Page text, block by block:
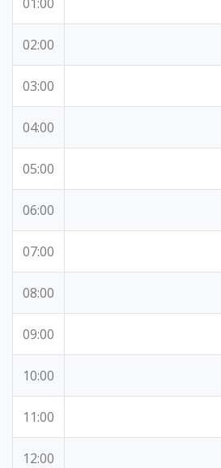
02:00
03:00
04:00
05:00
06:00
07:00
08:00
09:00
10:00
11:00
12:00